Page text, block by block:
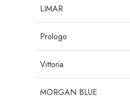
LIMAR
Prologo
Vittoria
MORGAN BLUE